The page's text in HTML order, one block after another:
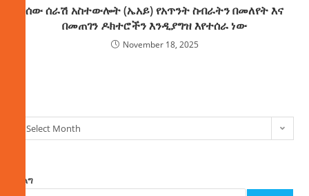
ሰው ሰራሽ አስተውሎት (ኤአይ) የአጥንት ስብራትን በመለየት እና
በመጠገን ዶክተሮችን እንዲያግዝ እየተሰራ ነው
November 18, 2025
Select Month
ፈልግ